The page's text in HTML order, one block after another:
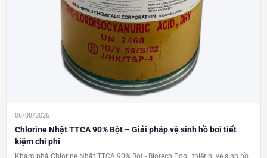
06/08/2026
Chlorine Nhật TTCA 90% Bột – Giải pháp vệ sinh hồ bơi tiết
kiệm chi phí